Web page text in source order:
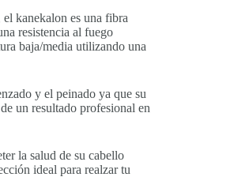
kanekalon es una fibra
resistencia al fuego
baja/media utilizando una
y el peinado ya que su
un resultado profesional en
la salud de su cabello
ideal para realzar tu